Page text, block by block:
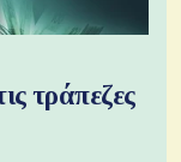
τράπεζες